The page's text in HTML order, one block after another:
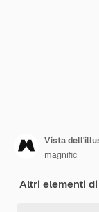
magnific
Altri elementi